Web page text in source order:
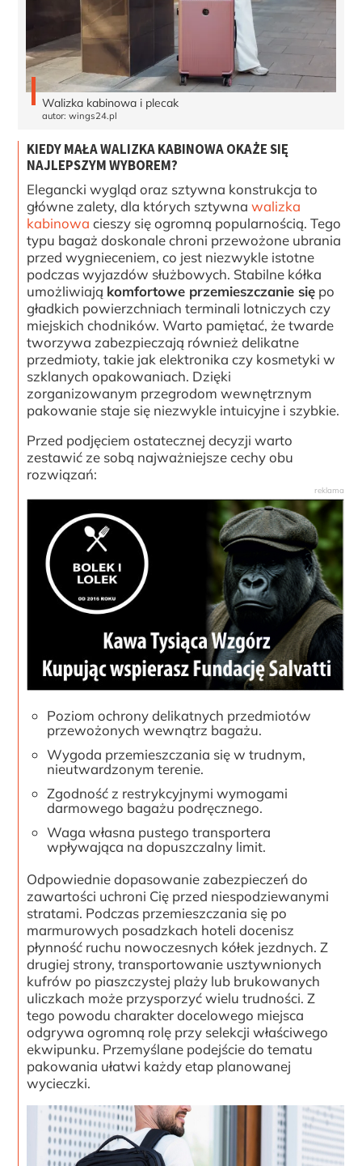
Walizka kabinowa i plecak
autor: wings24.pl
KIEDY MAŁA WALIZKA KABINOWA OKAŻE SIĘ
NAJLEPSZYM WYBOREM?
Elegancki wygląd oraz sztywna konstrukcja to
główne zalety, dla których sztywnawalizka
kabinowa cieszy się ogromną popularnością. Tego
typu bagaż doskonale chroni przewożone ubrania
przed wygnieceniem, co jest niezwykle istotne
podczas wyjazdów służbowych. Stabilne kółka
umożliwiają komfortowe przemieszczanie się po
gładkich powierzchniach terminali lotniczych czy
miejskich chodników. Warto pamiętać, że twarde
tworzywa zabezpieczają również delikatne
przedmioty, takie jak elektronika czy kosmetyki w
szklanych opakowaniach. Dzięki
zorganizowanym przegrodom wewnętrznym
pakowanie staje się niezwykle intuicyjne i szybkie.
Przed podjęciem ostatecznej decyzji warto
zestawić ze sobą najważniejsze cechy obu
rozwiązań:
Poziom ochrony delikatnych przedmiotów
przewożonych wewnątrz bagażu.
Wygoda przemieszczania się w trudnym,
nieutwardzonym terenie.
Zgodność z restrykcyjnymi wymogami
darmowego bagażu podręcznego.
Waga własna pustego transportera
wpływająca na dopuszczalny limit.
Odpowiednie dopasowanie zabezpieczeń do
zawartości uchroni Cię przed niespodziewanymi
stratami. Podczas przemieszczania się po
marmurowych posadzkach hoteli docenisz
płynność ruchu nowoczesnych kółek jezdnych. Z
drugiej strony, transportowanie usztywnionych
kufrów po piaszczystej plaży lub brukowanych
uliczkach może przysporzyć wielu trudności. Z
tego powodu charakter docelowego miejsca
odgrywa ogromną rolę przy selekcji właściwego
ekwipunku. Przemyślane podejście do tematu
pakowania ułatwi każdy etap planowanej
wycieczki.